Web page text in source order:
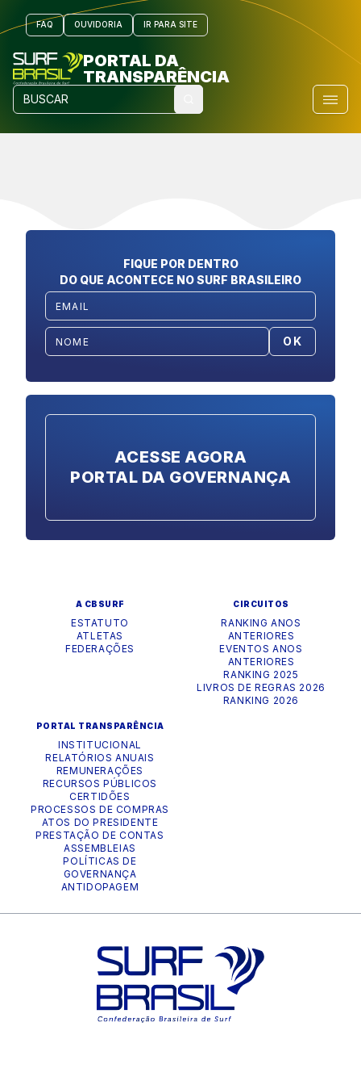
FAQ OUVIDORIA IR PARA SITE
PORTAL DA
TRANSPARÊNCIA
FIQUE POR DENTRO
DO QUE ACONTECE NO SURF BRASILEIRO
OK
ACESSE AGORA
PORTAL DA GOVERNANÇA
A CBSURF
ESTATUTO
ATLETAS
FEDERAÇÕES
CIRCUITOS
RANKING ANOS
ANTERIORES
EVENTOS ANOS
ANTERIORES
RANKING 2025
LIVROS DE REGRAS 2026
RANKING 2026
PORTAL TRANSPARÊNCIA
INSTITUCIONAL
RELATÓRIOS ANUAIS
REMUNERAÇÕES
RECURSOS PÚBLICOS
CERTIDÕES
PROCESSOS DE COMPRAS
ATOS DO PRESIDENTE
PRESTAÇÃO DE CONTAS
ASSEMBLEIAS
POLÍTICAS DE
GOVERNANÇA
ANTIDOPAGEM